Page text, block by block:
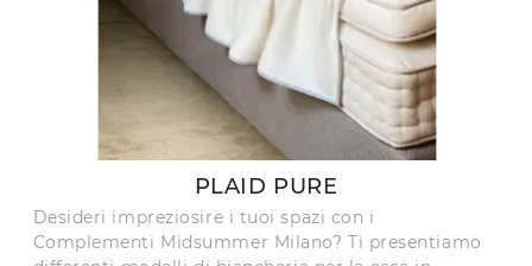
PLAID PURE
Desideri impreziosire i tuoi spazi con i
Complementi Midsummer Milano? Ti presentiamo